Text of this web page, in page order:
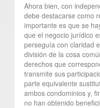
Ahora bien, con
debe destacarse como
importante es que se
que el negocio jurídico
perseguía con claridad
división de la cosa
derechos que
transmite sus
parte equivalente
ambos condominios y,
no han obtenido